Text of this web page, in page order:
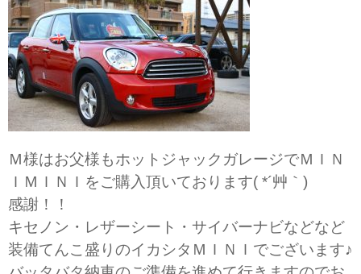
Ｍ様はお父様もホットジャックガレージでＭＩＮ
ＩＭＩＮＩをご購入頂いております( *´艸｀)
感謝！！
キセノン・レザーシート・サイバーナビなどなど
装備てんこ盛りのイカシタＭＩＮＩでございます♪